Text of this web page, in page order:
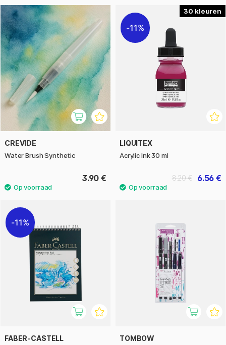
CREVIDE
Water Brush Synthetic
3.90 €
30
11%
LIQUITEX
Acrylic Ink 30 ml
6.56 €
8.20 €
11%
FABER-CASTELL TOMBOW